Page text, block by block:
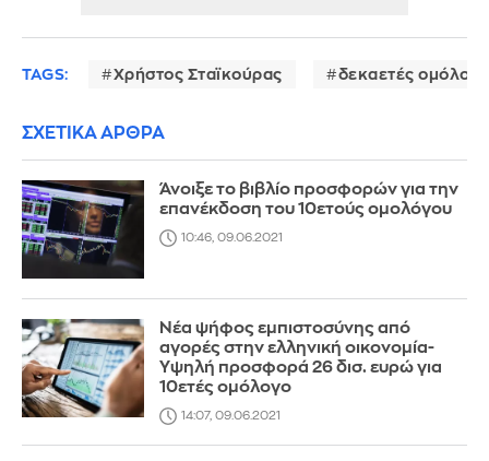
TAGS: Χρήστος Σταϊκούρας δεκαετές
ΣΧΕΤΙΚΑ ΑΡΘΡΑ
Άνοιξε το βιβλίο προσφορών για την
επανέκδοση του 10ετούς ομολόγου
10:46, 09.06.2021
Νέα ψήφος εμπιστοσύνης από
αγορές στην ελληνική οικονομία-
Υψηλή προσφορά 26 δισ. ευρώ για
10ετές ομόλογο
14:07, 09.06.2021